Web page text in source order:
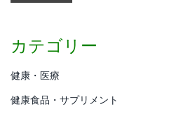
カテゴリー
健康・医療
健康食品・サプリメント